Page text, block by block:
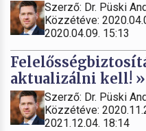
Szerző: Dr. Püski
Közzétéve:
2020.04.09. 15:13
aktualizálni kell! »
Szerző: Dr. Püski
Közzétéve:
2021.12.04. 18:14